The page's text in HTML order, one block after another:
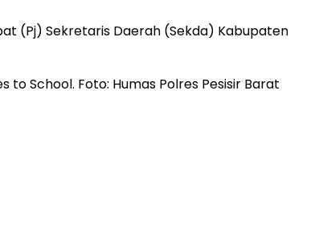
(Pj) Sekretaris Daerah (Sekda) Kabupaten